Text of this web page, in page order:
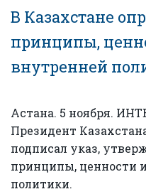
В Казахстане
принципы,
внутренней
Астана. 5 ноября.
Президент
подписал указ,
принципы, ценности
политики.